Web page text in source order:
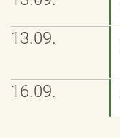
13.09.
16.09.